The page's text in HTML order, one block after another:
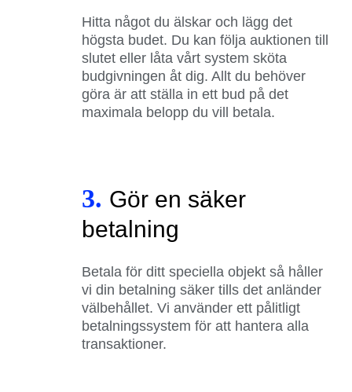
Hitta något du älskar och lägg det
högsta budet. Du kan följa auktionen till
slutet eller låta vårt system sköta
budgivningen åt dig. Allt du behöver
göra är att ställa in ett bud på det
maximala belopp du vill betala.
3. Gör en säker
betalning
Betala för ditt speciella objekt så håller
vi din betalning säker tills det anländer
välbehållet. Vi använder ett pålitligt
betalningssystem för att hantera alla
transaktioner.